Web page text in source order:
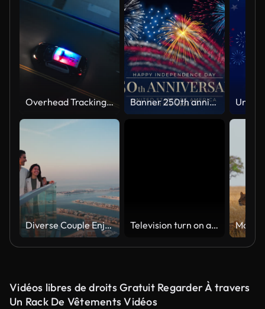
Overhead Tracking Drone Shot of a Police Car Driving on a City Street with Lights On at Night Banner 250th anniversary of the USA. 250 years of independence. 4th of july 2026 usa independence day, video greeting card. US flag fireworks on blue sky background. Fourth of july. 4k seamless loop
Diverse Couple Enjoying Sunset Views from High Rise Sky Deck Overlooking Palm Jumeirah Television turn on and off. Switch on tv effect, switch off tv effect. Turn on Lcd TV effect, turn off TV effect . Led Tv on and off on black background
Vidéos libres de droits Gratuit Regarder À travers
Un Rack De Vêtements Vidéos